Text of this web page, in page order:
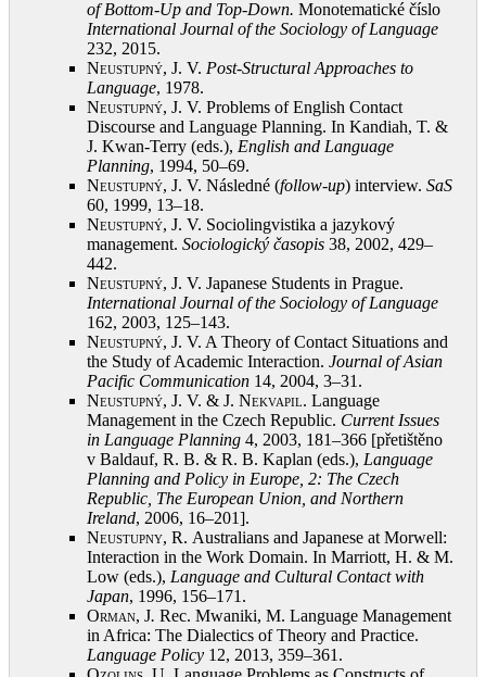
of Bottom-Up and Top-Down. Monotematické číslo
International Journal of the Sociology of Language
232, 2015.
Neustupný, J. V. Post-Structural Approaches to
Language, 1978.
Neustupný, J. V. Problems of English Contact
Discourse and Language Planning. In Kandiah, T. &
J. Kwan-Terry (eds.), English and Language
Planning, 1994, 50–69.
Neustupný, J. V. Následné (follow-up) interview. SaS
60, 1999, 13–18.
Neustupný, J. V. Sociolingvistika a jazykový
management. Sociologický časopis 38, 2002, 429–
442.
Neustupný, J. V. Japanese Students in Prague.
International Journal of the Sociology of Language
162, 2003, 125–143.
Neustupný, J. V. A Theory of Contact Situations and
the Study of Academic Interaction. Journal of Asian
Pacific Communication 14, 2004, 3–31 .
Neustupný, J. V. & J. Nekvapil. Language
Management in the Czech Republic. Current Issues
in Language Planning 4, 2003, 181–366 [přetištěno
v Baldauf, R. B. & R. B. Kaplan (eds.), Language
Planning and Policy in Europe, 2: The Czech
Republic, The European Union, and Northern
Ireland, 2006, 16–201].
Neustupny, R. Australians and Japanese at Morwell:
Interaction in the Work Domain. In Marriott, H. & M.
Low (eds.), Language and Cultural Contact with
Japan, 1996, 156–171 .
Orman, J. Rec. Mwaniki, M. Language Management
in Africa: The Dialectics of Theory and Practice.
Language Policy 12, 2013, 359–361 .